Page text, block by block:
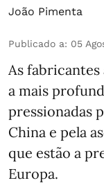
João Pimenta
Publicado a: 05
As
a mais
pressionadas
China e pela
que estão a
Europa.